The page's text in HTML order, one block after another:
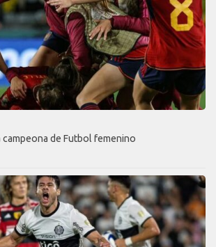
campeona de Futbol femenino